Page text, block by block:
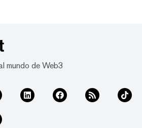
mundo de Web3